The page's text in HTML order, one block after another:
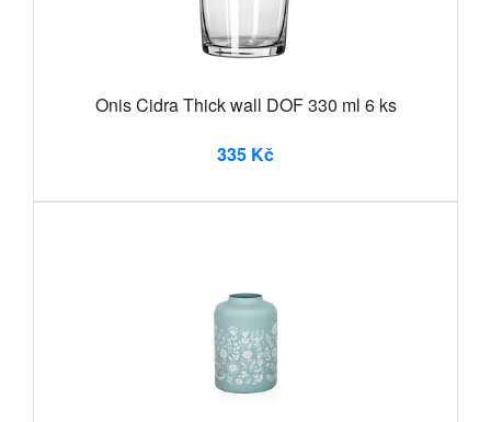
Onis Cidra Thick wall DOF 330 ml 6 ks
335 Kč